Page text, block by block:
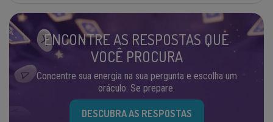
ENCONTRE AS RESPOSTAS QUE
VOCÊ PROCURA
Concentre sua energia na sua pergunta e escolha um
oráculo. Se prepare.
DESCUBRA AS RESPOSTAS